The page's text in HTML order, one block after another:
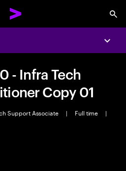
- Infra Tech
Copy 01
Support Associate | Full time
|